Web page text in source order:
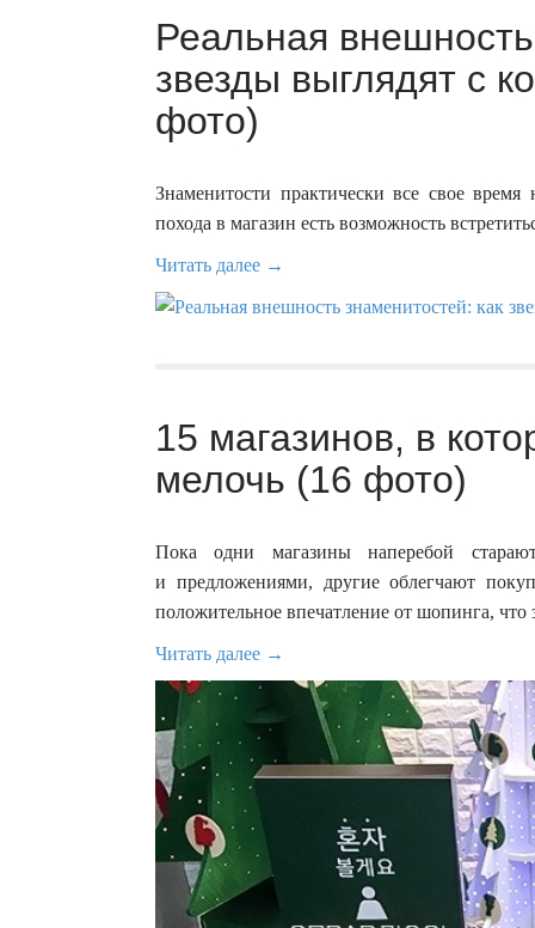
Реальная
звезды выглядят с
фото)
Знаменитости практически все свое
похода в магазин есть возможность
Читать далее →
15 магазинов, в
мелочь (16 фото)
Пока одни магазины наперебой
и предложениями, другие облегчают
положительное впечатление от шопинга, что
Читать далее →